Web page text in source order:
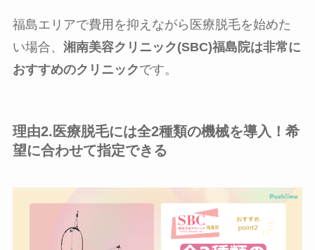
福島エリアで費用を抑えながら医療脱毛を始めた
い場合、 湘南美容クリニック(SBC)福島院は非常に
おすすめのクリニックです。
理由2.医療脱毛には全2種類の機械を導入！希
望に合わせて指定できる